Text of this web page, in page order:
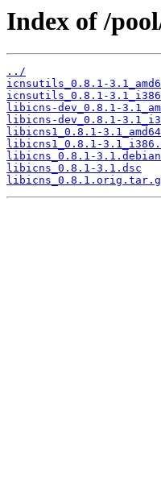
Index of /
../
icnsutils_0.8.1-
icnsutils_0.8.1-
libicns-dev_0.8.1-
libicns-dev_0.8.1-
libicns1_0.8.1-
libicns1_0.8.1-
libicns_0.8.1-
libicns_0.8.1-3.1.dsc